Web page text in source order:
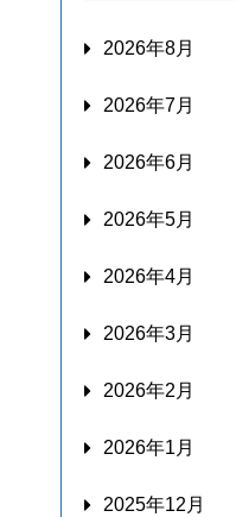
2026年8月
2026年7月
2026年6月
2026年5月
2026年4月
2026年3月
2026年2月
2026年1月
2025年12月